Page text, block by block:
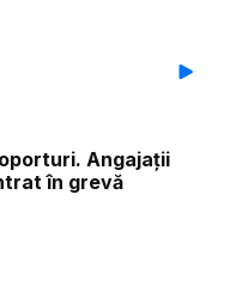
Angajații
în grevă